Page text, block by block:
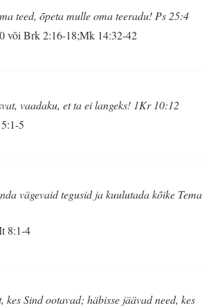
teed, õpeta mulle oma teeradu! Ps 25:4
või Brk 2:16-18;Mk 14:32-42
vaadaku, et ta ei langeks! 1Kr 10:12
5
vägevaid tegusid ja kuulutada kõike Tema
8:1-4
kes Sind ootavad; häbisse jäävad need, kes